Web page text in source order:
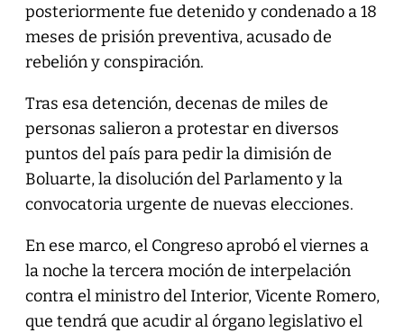
posteriormente fue detenido y condenado a 18
meses de prisión preventiva, acusado de
rebelión y conspiración.
Tras esa detención, decenas de miles de
personas salieron a protestar en diversos
puntos del país para pedir la dimisión de
Boluarte, la disolución del Parlamento y la
convocatoria urgente de nuevas elecciones.
En ese marco, el Congreso aprobó el viernes a
la noche la tercera moción de interpelación
contra el ministro del Interior, Vicente Romero,
que tendrá que acudir al órgano legislativo el